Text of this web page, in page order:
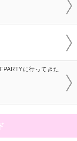
に行ってきた